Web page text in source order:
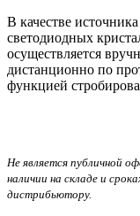
В качестве
светодиодных
осуществляется
дистанционно по
функцией
Не является публичной
наличии на складе и
дистрибьютору.